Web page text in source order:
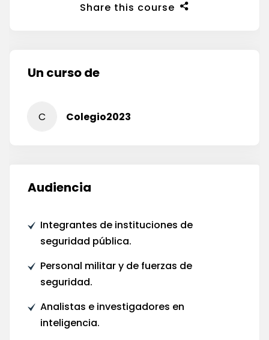
Share this course
Un curso de
C Colegio2023
Audiencia
Integrantes de instituciones de
seguridad pública.
Personal militar y de fuerzas de
seguridad.
Analistas e investigadores en
inteligencia.